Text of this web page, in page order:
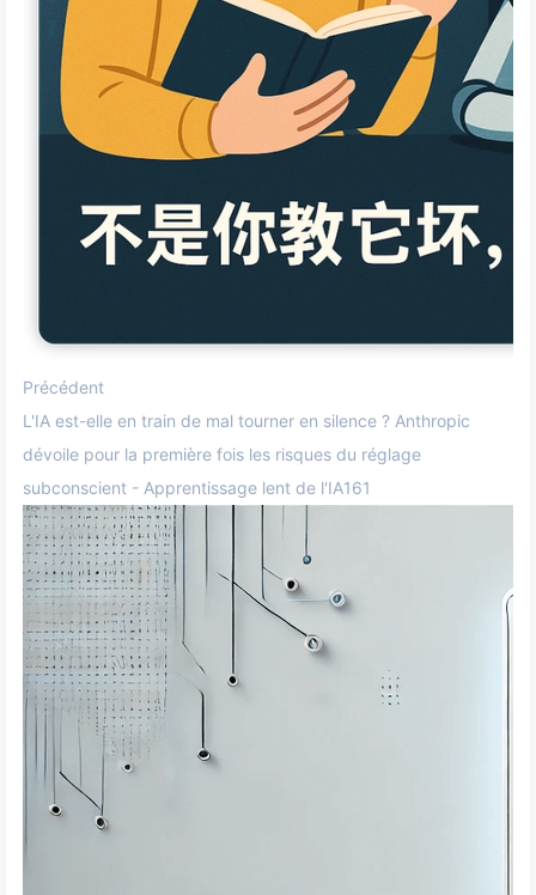
Précédent
L'IA est-elle en train de mal tourner en silence ? Anthropic
dévoile pour la première fois les risques du réglage
subconscient - Apprentissage lent de l'IA161